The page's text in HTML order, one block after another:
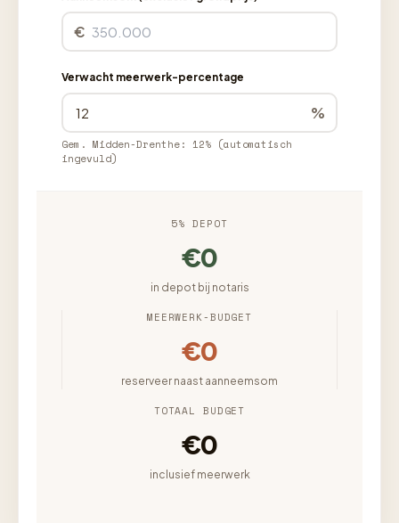
€
Verwacht meerwerk-percentage
%
Gem. Midden-Drenthe: 12% (automatisch
ingevuld)
5% DEPOT
€0
in depot bij notaris
MEERWERK-BUDGET
€0
reserveer naast aanneemsom
TOTAAL BUDGET
€0
inclusief meerwerk